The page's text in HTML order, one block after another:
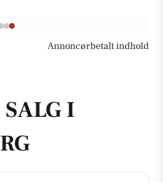
Annoncørbetalt indhold
I